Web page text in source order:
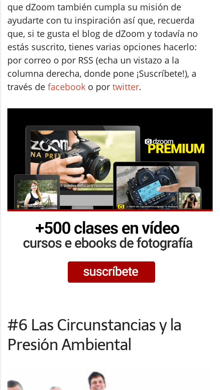
que dZoom también cumpla su misión de
ayudarte con tu inspiración así que, recuerda
que, si te gusta el blog de dZoom y todavía no
estás suscrito, tienes varias opciones hacerlo:
por correo o por RSS (echa un vistazo a la
columna derecha, donde pone ¡Suscríbete!), a
través de facebook o por twitter.
#6 Las Circunstancias y la
Presión Ambiental